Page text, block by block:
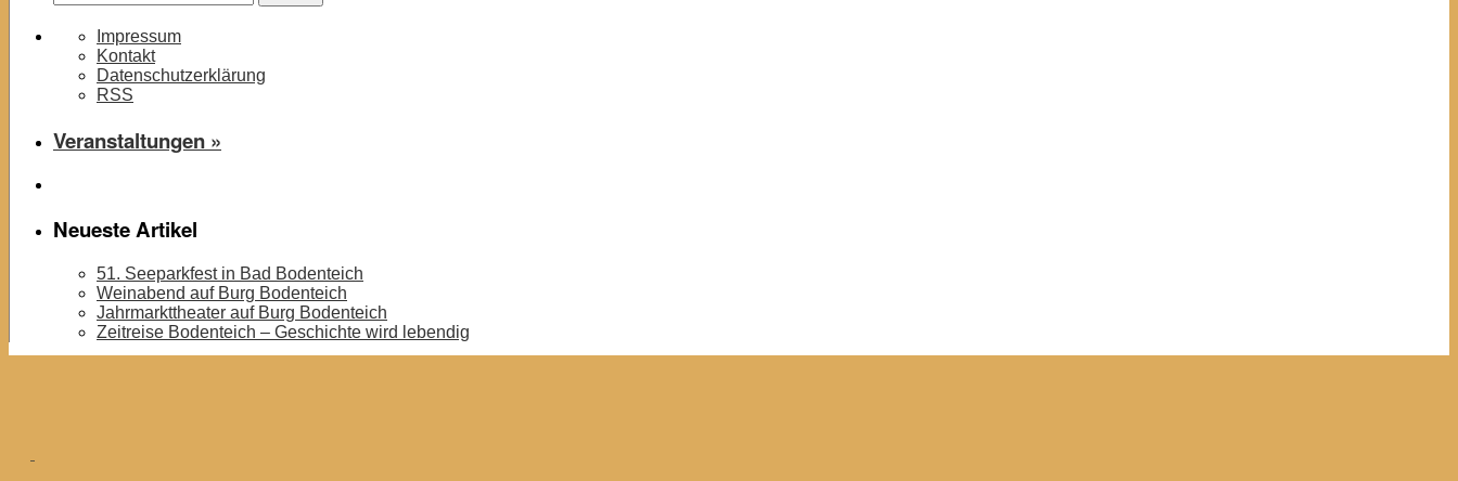
nach:
Impressum
Kontakt
Datenschutzerklärung
RSS
Veranstaltungen »
Neueste Artikel
51. Seeparkfest in Bad Bodenteich
Weinabend auf Burg Bodenteich
Jahrmarkttheater auf Burg Bodenteich
Zeitreise Bodenteich – Geschichte wird lebendig